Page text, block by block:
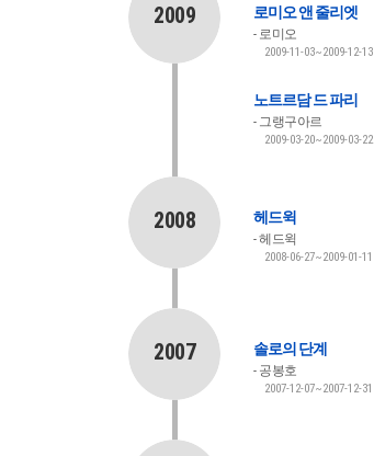
2009 로미오 앤 줄리엣
로미오
2009-11-03~2009-12-13
노트르담 드 파리
그랭구아르
2009-03-20~2009-03-22
2008 헤드윅
헤드윅
2008-06-27~2009-01-11
2007 솔로의 단계
공봉호
2007-12-07~2007-12-31